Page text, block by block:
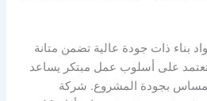
بناء ذات جودة عالية تضمن متانة
تعتمد على أسلوب عمل مبتكر يساعد
بجودة المشروع. شركة